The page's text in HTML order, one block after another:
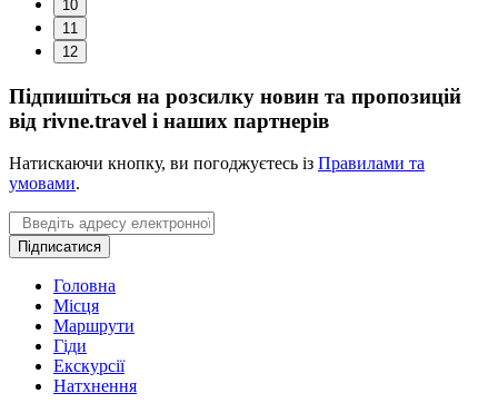
10
11
12
Підпишіться на розсилку новин та пропозицій
від rivne.travel і наших партнерів
Натискаючи кнопку, ви погоджуєтесь із Правилами та
умовами.
Email
Підписатися
Головна
Місця
Маршрути
Гіди
Екскурсії
Натхнення